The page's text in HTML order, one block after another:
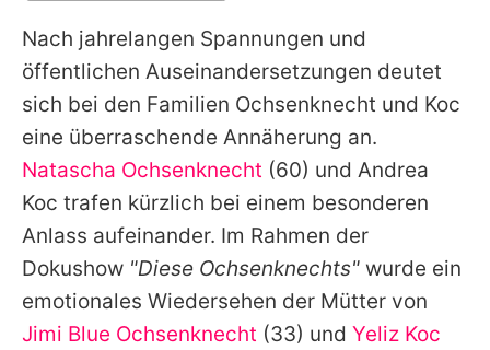
Alle Themen auf Promiflash
Jobs
App runterladen
Team
Redaktionelle Richtlinien
Impressum
Datenschutzerklärung
Nach jahrelangen Spannungen und
öffentlichen Auseinandersetzungen deutet
sich bei den Familien Ochsenknecht und Koc
eine überraschende Annäherung an.
Natascha Ochsenknecht (60) und Andrea
Koc trafen kürzlich bei einem besonderen
Anlass aufeinander. Im Rahmen der
Dokushow "Diese Ochsenknechts" wurde ein
emotionales Wiedersehen der Mütter von
Jimi Blue Ochsenknecht (33) und Yeliz Koc